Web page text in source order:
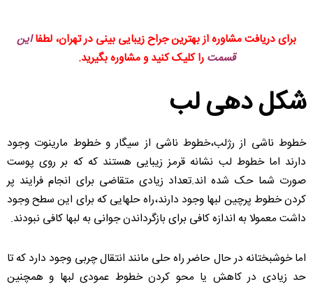
برای دریافت مشاوره از بهترین جراح زیبایی بینی در تهران، لطفااین
قسمت را کلیک کنید و مشاوره بگیرید.
شکل دهی لب
خطوط ناشی از رژلب،خطوط ناشی از سیگار و خطوط مارینوت وجود
دارند اما خطوط لب نشانه قرمز زیبایی هستند که که بر روی پوست
صورت شما حک شده اند.تعداد زیادی متقاضی برای انجام فرایند پر
کردن خطوط پرچین لبها وجود دارند،راه حلهایی که برای این سطح وجود
داشت معمولا به اندازه کافی برای بازگرداندن جوانی به لبها کافی نبودند.
اما خوشبختانه در حال حاضر راه حلی مانند انتقال چربی وجود دارد که تا
حد زیادی در کاهش یا محو کردن خطوط عمودی لبها و همچنین